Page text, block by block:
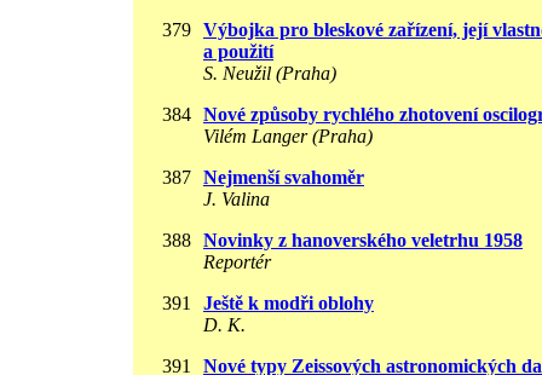
379 Výbojka pro bleskové zařízení, její
a použití
S. Neužil (Praha)
384 Nové způsoby rychlého zhotovení
Vilém Langer (Praha)
387 Nejmenší svahoměr
J. Valina
388 Novinky z hanoverského veletrhu 1958
Reportér
391
Ještě k modři oblohy
D. K.
391
Nové typy Zeissových astronomických